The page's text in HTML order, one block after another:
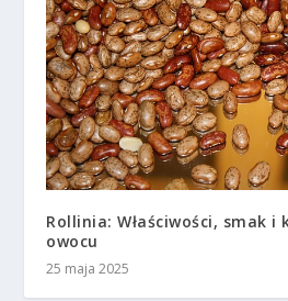
Rollinia: Właściwości, smak
owocu
25 maja 2025